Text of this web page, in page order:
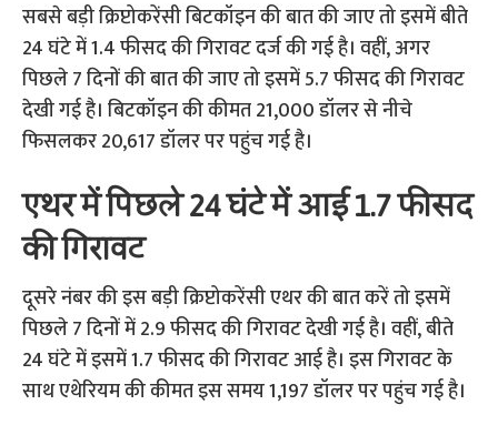
सबसे बड़ी क्रिप्टोकरेंसी बिटकॉइन की बात की जाए तो इसमें बीते
24 घंटे में 1.4 फीसद की गिरावट दर्ज की गई है। वहीं, अगर
पिछले 7 दिनों की बात की जाए तो इसमें 5.7 फीसद की गिरावट
देखी गई है। बिटकॉइन की कीमत 21,000 डॉलर से नीचे
फिसलकर 20,617 डॉलर पर पहुंच गई है।
एथर में पिछले 24 घंटे में आई 1.7 फीसद
की गिरावट
दूसरे नंबर की इस बड़ी क्रिप्टोकरेंसी एथर की बात करें तो इसमें
पिछले 7 दिनों में 2.9 फीसद की गिरावट देखी गई है। वहीं, बीते
24 घंटे में इसमें 1.7 फीसद की गिरावट आई है। इस गिरावट के
साथ एथेरियम की कीमत इस समय 1,197 डॉलर पर पहुंच गई है।